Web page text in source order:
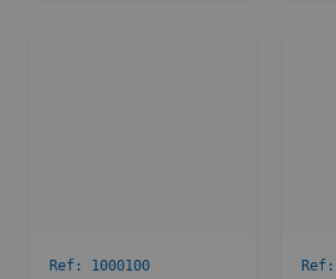
Ref: 1000100 Ref: